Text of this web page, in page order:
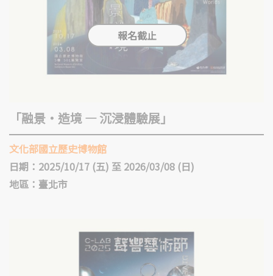
「融景‧造境 — 沉浸體驗展」
文化部國立歷史博物館
日期：2025/10/17 (五) 至 2026/03/08 (日)
地區：臺北市